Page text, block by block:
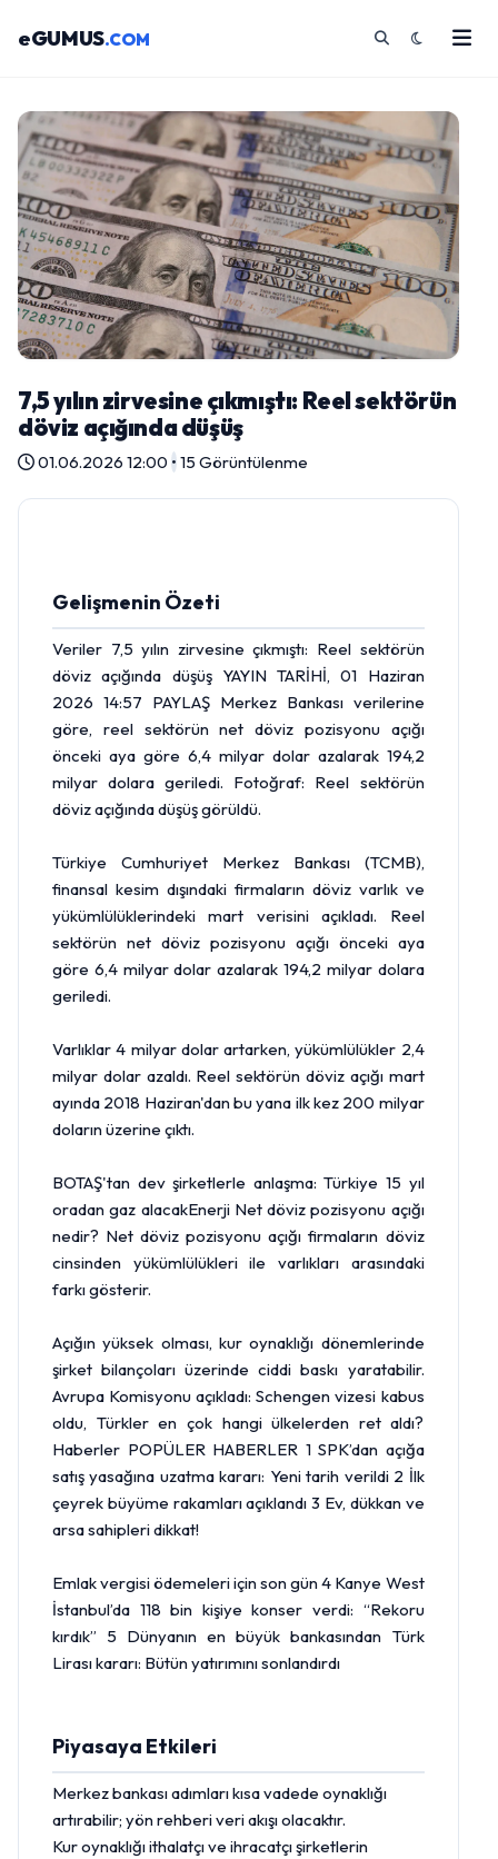
eGUMUS.COM
7,5 yılın zirvesine çıkmıştı: Reel sektörün
döviz açığında düşüş
01.06.2026 12:00 •15 Görüntülenme
Gelişmenin Özeti
Veriler 7,5 yılın zirvesine çıkmıştı: Reel sektörün
döviz açığında düşüş YAYIN TARİHİ, 01 Haziran
2026 14:57 PAYLAŞ Merkez Bankasıverilerine
göre, reel sektörün net döviz pozisyonu açığı
önceki aya göre 6,4 milyar dolarazalarak 194,2
milyar dolara geriledi. Fotoğraf: Reel sektörün
döviz açığında düşüş görüldü.
Türkiye Cumhuriyet Merkez Bankası (TCMB),
finansal kesim dışındaki firmaların döviz varlık ve
yükümlülüklerindeki mart verisini açıkladı. Reel
sektörün net döviz pozisyonu açığı önceki aya
göre 6,4 milyar dolar azalarak 194,2 milyar dolara
geriledi.
Varlıklar 4 milyar dolar artarken, yükümlülükler 2,4
milyar dolar azaldı. Reel sektörün döviz açığı mart
ayında 2018 Haziran'dan bu yana ilk kez 200 milyar
doların üzerine çıktı.
BOTAŞ'tan dev şirketlerle anlaşma: Türkiye 15 yıl
oradan gaz alacakEnerji Net döviz pozisyonu açığı
nedir? Net döviz pozisyonu açığı firmaların döviz
cinsinden yükümlülükleri ile varlıkları arasındaki
farkı gösterir.
Açığın yüksek olması, kur oynaklığı dönemlerinde
şirket bilançoları üzerinde ciddi baskı yaratabilir.
Avrupa Komisyonu açıkladı: Schengen vizesi kabus
oldu, Türkler en çok hangi ülkelerden ret aldı?
Haberler POPÜLER HABERLER 1 SPK’dan açığa
satış yasağına uzatma kararı: Yeni tarih verildi 2 İlk
çeyrek büyüme rakamları açıklandı 3 Ev, dükkan ve
arsa sahipleri dikkat!
Emlak vergisi ödemeleri için son gün 4 Kanye West
İstanbul’da 118 bin kişiye konser verdi: “Rekoru
kırdık” 5 Dünyanın en büyük bankasından Türk
Lirası kararı: Bütün yatırımını sonlandırdı
Piyasaya Etkileri
Merkez bankası adımları kısa vadede oynaklığı
artırabilir; yön rehberi veri akışı olacaktır.
Kur oynaklığı ithalatçı ve ihracatçı şirketlerin